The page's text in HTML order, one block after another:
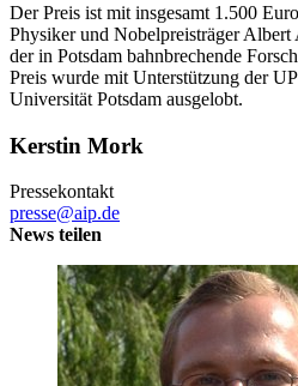
Der Preis ist mit insgesamt 1.500
Physiker und Nobelpreisträger
der in Potsdam bahnbrechende
Preis wurde mit Unterstützung der
Universität Potsdam ausgelobt.
Kerstin Mork
Pressekontakt
presse@aip.de
News teilen